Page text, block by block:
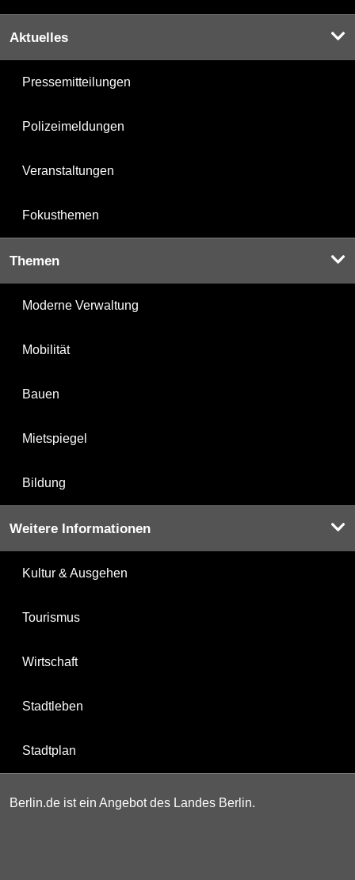
Aktuelles
Pressemitteilungen
Polizeimeldungen
Veranstaltungen
Fokusthemen
Themen
Moderne Verwaltung
Mobilität
Bauen
Mietspiegel
Bildung
Weitere Informationen
Kultur & Ausgehen
Tourismus
Wirtschaft
Stadtleben
Stadtplan
Berlin.de ist ein Angebot des Landes Berlin.